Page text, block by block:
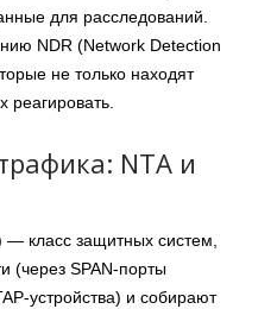
для расследований.
NDR (Network Detection
не только находят
реагировать.
NTA и
— класс защитных систем,
(через SPAN-порты
устройства) и собирают